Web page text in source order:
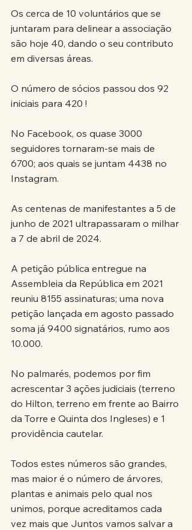
Os cerca de 10 voluntários que se
juntaram para delinear a associação
são hoje 40, dando o seu contributo
em diversas áreas.
O número de sócios passou dos 92
iniciais para 420 !
No Facebook, os quase 3000
seguidores tornaram-se mais de
6700; aos quais se juntam 4438 no
Instagram.
As centenas de manifestantes a 5 de
junho de 2021 ultrapassaram o milhar
a 7 de abril de 2024.
A petição pública entregue na
Assembleia da República em 2021
reuniu 8155 assinaturas; uma nova
petição lançada em agosto passado
soma já 9400 signatários, rumo aos
10.000.
No palmarés, podemos por fim
acrescentar 3 ações judiciais (terreno
do Hilton, terreno em frente ao Bairro
da Torre e Quinta dos Ingleses) e 1
providência cautelar.
Todos estes números são grandes,
mas maior é o número de árvores,
plantas e animais pelo qual nos
unimos, porque acreditamos cada
vez mais que Juntos vamos salvar a